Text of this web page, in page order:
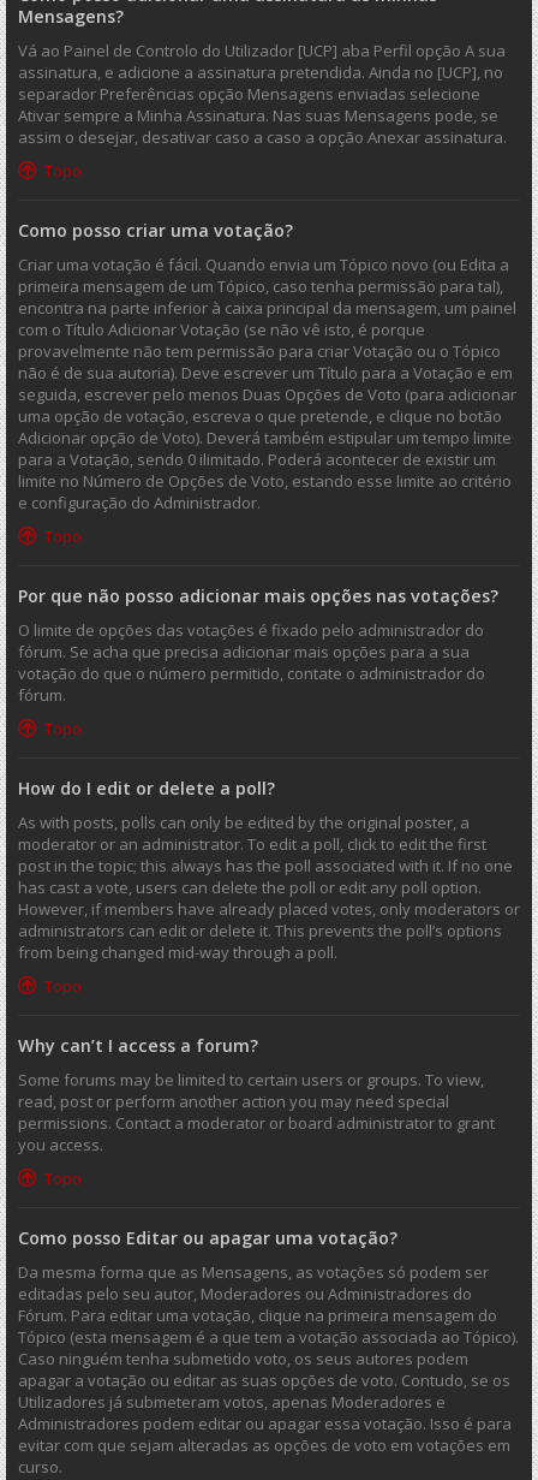
Mensagens?
Vá ao Painel de Controlo do Utilizador [UCP] aba Perfil opção A sua
assinatura, e adicione a assinatura pretendida. Ainda no [UCP], no
separador Preferências opção Mensagens enviadas selecione
Ativar sempre a Minha Assinatura. Nas suas Mensagens pode, se
assim o desejar, desativar caso a caso a opção Anexar assinatura.
Topo
Como posso criar uma votação?
Criar uma votação é fácil. Quando envia um Tópico novo (ou Edita a
primeira mensagem de um Tópico, caso tenha permissão para tal),
encontra na parte inferior à caixa principal da mensagem, um painel
com o Título Adicionar Votação (se não vê isto, é porque
provavelmente não tem permissão para criar Votação ou o Tópico
não é de sua autoria). Deve escrever um Título para a Votação e em
seguida, escrever pelo menos Duas Opções de Voto (para adicionar
uma opção de votação, escreva o que pretende, e clique no botão
Adicionar opção de Voto). Deverá também estipular um tempo limite
para a Votação, sendo 0 ilimitado. Poderá acontecer de existir um
limite no Número de Opções de Voto, estando esse limite ao critério
e configuração do Administrador.
Topo
Por que não posso adicionar mais opções nas votações?
O limite de opções das votações é fixado pelo administrador do
fórum. Se acha que precisa adicionar mais opções para a sua
votação do que o número permitido, contate o administrador do
fórum.
Topo
How do I edit or delete a poll?
As with posts, polls can only be edited by the original poster, a
moderator or an administrator. To edit a poll, click to edit the first
post in the topic; this always has the poll associated with it. If no one
has cast a vote, users can delete the poll or edit any poll option.
However, if members have already placed votes, only moderators or
administrators can edit or delete it. This prevents the poll’s options
from being changed mid-way through a poll.
Topo
Why can’t I access a forum?
Some forums may be limited to certain users or groups. To view,
read, post or perform another action you may need special
permissions. Contact a moderator or board administrator to grant
you access.
Topo
Como posso Editar ou apagar uma votação?
Da mesma forma que as Mensagens, as votações só podem ser
editadas pelo seu autor, Moderadores ou Administradores do
Fórum. Para editar uma votação, clique na primeira mensagem do
Tópico (esta mensagem é a que tem a votação associada ao Tópico).
Caso ninguém tenha submetido voto, os seus autores podem
apagar a votação ou editar as suas opções de voto. Contudo, se os
Utilizadores já submeteram votos, apenas Moderadores e
Administradores podem editar ou apagar essa votação. Isso é para
evitar com que sejam alteradas as opções de voto em votações em
curso.